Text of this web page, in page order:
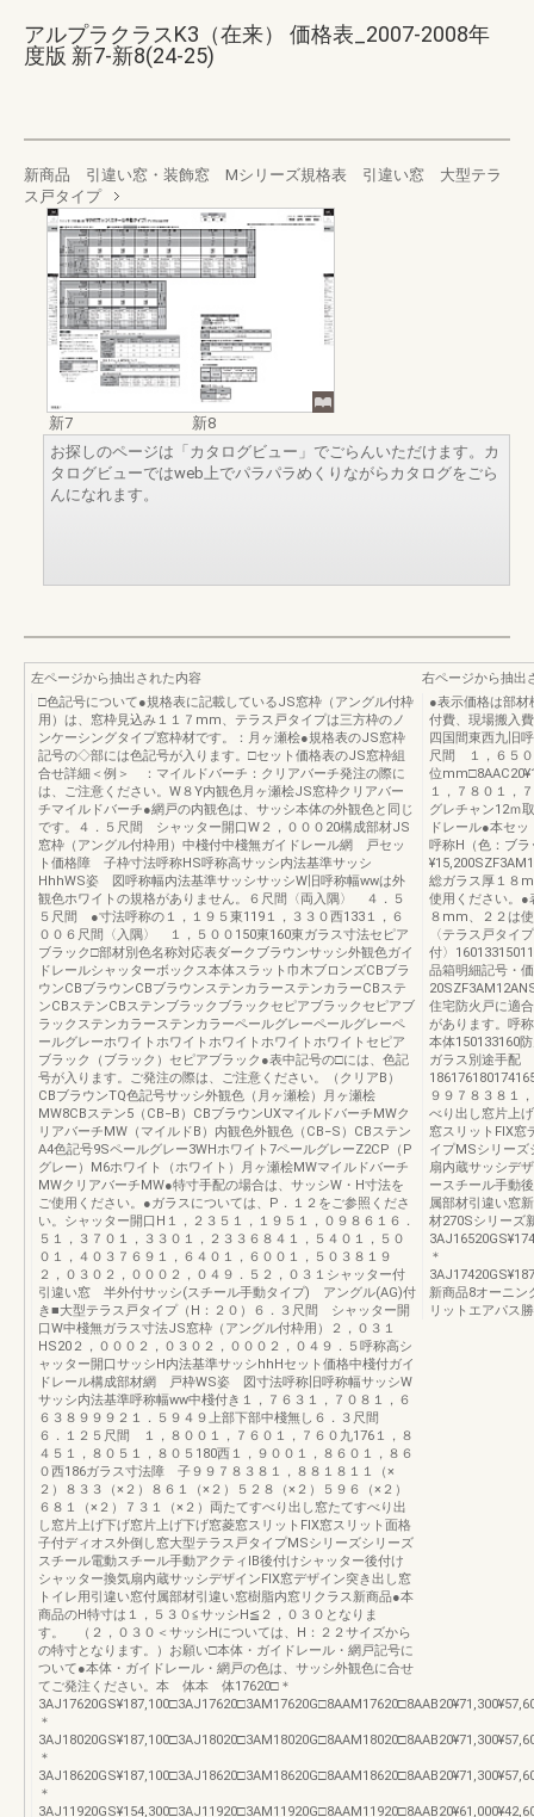
アルプラクラスK3（在来） 価格表_2007-2008年
度版 新7-新8(24-25)
新商品 引違い窓・装飾窓 Mシリーズ規格表 引違い窓 大型テラ
ス戸タイプ
新7
新8
お探しのページは「カタログビュー」でごらんいただけます。カ
タログビューではweb上でパラパラめくりながらカタログをごら
んになれます。
左ページから抽出された内容
□色記号について●規格表に記載しているJS窓枠（アングル付枠
用）は、窓枠見込み１１７mm、テラス戸タイプは三方枠のノ
ンケーシングタイプ窓枠材です。：月ヶ瀬桧●規格表のJS窓枠
記号の◇部には色記号が入ります。□セット価格表のJS窓枠組
合せ詳細＜例＞ ：マイルドバーチ：クリアバーチ発注の際に
は、ご注意ください。W８Y内観色月ヶ瀬桧JS窓枠クリアバー
チマイルドバーチ●網戸の内観色は、サッシ本体の外観色と同じ
です。４．５尺間 シャッター開口W２，０００20構成部材JS
窓枠（アングル付枠用）中棧付中棧無ガイドレール網 戸セッ
ト価格障 子枠寸法呼称HS呼称高サッシ内法基準サッシ
HhhWS姿 図呼称幅内法基準サッシサッシW旧呼称幅wwは外
観色ホワイトの規格がありません。６尺間〈両入隅〉 ４．５
５尺間 ●寸法呼称の１，１９５東119１，３３０西133１，６
００６尺間〈入隅〉 １，５００150東160東ガラス寸法セピア
ブラック□部材別色名称対応表ダークブラウンサッシ外観色ガイ
ドレールシャッターボックス本体スラット巾木ブロンズCBブラ
ウンCBブラウンCBブラウンステンカラーステンカラーCBステ
ンCBステンCBステンブラックブラックセピアブラックセピアブ
ラックステンカラーステンカラーペールグレーペールグレーペ
ールグレーホワイトホワイトホワイトホワイトホワイトセピア
ブラック（ブラック）セピアブラック●表中記号の□には、色記
号が入ります。ご発注の際は、ご注意ください。（クリアB）
CBブラウンTQ色記号サッシ外観色（月ヶ瀬桧）月ヶ瀬桧
MW8CBステン5（CB−B）CBブラウンUXマイルドバーチMWク
リアバーチMW（マイルドB）内観色外観色（CB−S）CBステン
A4色記号9Sペールグレー3WHホワイト7ペールグレーZ2CP（P
グレー）M6ホワイト（ホワイト）月ヶ瀬桧MWマイルドバーチ
MWクリアバーチMW●特寸手配の場合は、サッシW・H寸法を
ご使用ください。●ガラスについては、P．１２をご参照くださ
い。シャッター開口H１，２３５１，１９５１，０９８６１６．
５１，３７０１，３３０１，２３３６８４１，５４０１，５０
０１，４０３７６９１，６４０１，６００１，５０３８１９
２，０３０２，０００２，０４９．５２，０３１シャッター付
引違い窓 半外付サッシ(スチール手動タイプ) アングル(AG)付
き■大型テラス戸タイプ（H：２０）６．３尺間 シャッター開
口W中棧無ガラス寸法JS窓枠（アングル付枠用）２，０３１
HS20２，０００２，０３０２，０００２，０４９．５呼称高シ
ャッター開口サッシH内法基準サッシhhHセット価格中棧付ガイ
ドレール構成部材網 戸枠WS姿 図寸法呼称旧呼称幅サッシW
サッシ内法基準呼称幅ww中棧付き１，７６３１，７０８１，６
６３８９９９２１．５９４９上部下部中棧無し６．３尺間
６．１２５尺間 １，８００１，７６０１，７６０九176１，８
４５１，８０５１，８０５180西１，９００１，８６０１，８６
０西186ガラス寸法障 子９９７８３８１，８８１８１１（×
２）８３３（×２）８６１（×２）５２８（×２）５９６（×２）
６８１（×２）７３１（×２）両たてすべり出し窓たてすべり出
し窓片上げ下げ窓片上げ下げ窓菱窓スリットFIX窓スリット面格
子付ディオス外倒し窓大型テラス戸タイプMSシリーズシリーズ
スチール電動スチール手動アクティIB後付けシャッター後付け
シャッター換気扇内蔵サッシデザインFIX窓デザイン突き出し窓
トイレ用引違い窓付属部材引違い窓樹脂内窓リクラス新商品●本
商品のH特寸は１，５３０≦サッシH≦２，０３０となりま
す。 （２，０３０＜サッシHについては、H：２２サイズから
の特寸となります。）お願い□本体・ガイドレール・網戸記号に
ついて●本体・ガイドレール・網戸の色は、サッシ外観色に合せ
てご発注ください。本 体本 体17620□＊
＊
＊
＊
右ページから抽出
●表示価格は部材
付費、現場搬入
四国間東西九旧
尺間 １，６５
位
１，７８０１，
グレチャン12ｍ
ドレール●本セ
呼称H（色：ブ
総ガラス厚１８
使用ください。●
８mm、２２は
〈テラス戸タイ
付〉
品箱明細記号・
住宅防火戸に適
があります。呼
本体150133160
ガラス別途手配
９９７８３８１
べり出し窓片上
窓スリットFIX窓
イプMSシリーズ
扇内蔵サッシデ
ースチール手動
属部材引違い窓
材270Sシリーズ
＊
新商品8オーニン
リットエアパス